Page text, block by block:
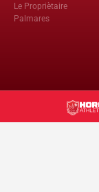
Le Propriètaire
Palmares